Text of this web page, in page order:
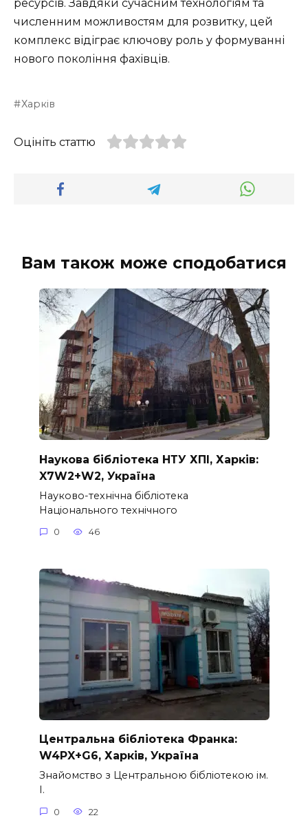
ресурсів. Завдяки сучасним технологіям та
численним можливостям для розвитку, цей
комплекс відіграє ключову роль у формуванні
нового покоління фахівців.
Харків
Оцініть статтю
Вам також може сподобатися
Наукова бібліотека НТУ ХПІ, Харків:
X7W2+W2, Україна
Науково-технічна бібліотека
Національного технічного
0 46
Центральна бібліотека Франка:
W4PX+G6, Харків, Україна
Знайомство з Центральною бібліотекою ім.
І.
0 22